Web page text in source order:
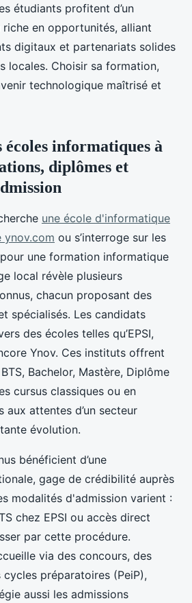
étudiants profitent d’un
en opportunités, alliant
digitaux et partenariats solides
locales. Choisir sa formation,
technologique maîtrisé et
écoles informatiques à
diplômes et
une école d'informatique
ynov.com ou s’interroge sur les
une formation informatique
local révèle plusieurs
chacun proposant des
spécialisés. Les candidats
des écoles telles qu’EPSI,
Ynov. Ces instituts offrent
Bachelor, Mastère, Diplôme
cursus classiques ou en
aux attentes d’un secteur
évolution.
bénéficient d’une
gage de crédibilité auprès
modalités d'admission varient :
chez EPSI ou accès direct
par cette procédure.
via des concours, des
cycles préparatoires (PeiP),
aussi les admissions